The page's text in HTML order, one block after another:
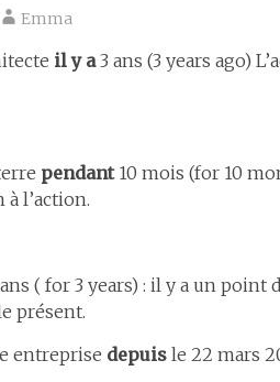
Emma
il y a3 ans (3 years ago)
pendant10 mois (for 10
l’action.
( for 3 years) : il y a un point
présent.
entreprise depuis le 22 mars